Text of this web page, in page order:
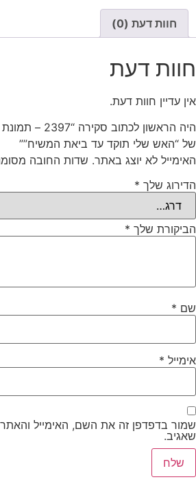
חוות דעת (0)
חוות דעת
אין עדיין חוות דעת.
היה הראשון
של “האש שלי תוקד עד ביאת המשיח””
האימייל לא יוצג באתר. שדות החובה
הדירוג שלך *
הביקורת שלך *
שם *
אימייל *
שמור בדפדפן זה את השם, האימייל
שאגיב.